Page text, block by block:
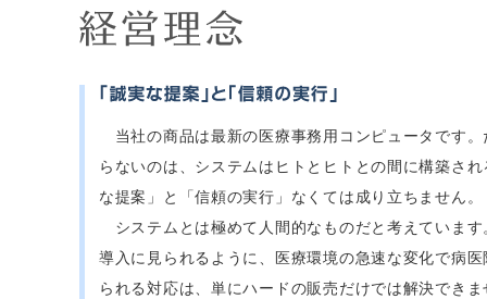
当社の商品は最新の医療事務用コンピュータです。
らないのは、システムはヒトとヒトとの間に構築さ
な提案」と「信頼の実行」なくては成り立ちません。
システムとは極めて人間的なものだと考えています
導入に見られるように、医療環境の急速な変化で病
られる対応は、単にハードの販売だけでは解決できま